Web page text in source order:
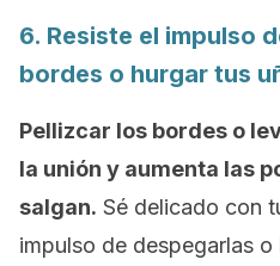
6. Resiste el impulso
bordes o hurgar tus
Pellizcar los bordes o
la unión y aumenta las
salgan. Sé delicado con
impulso de despegarlas